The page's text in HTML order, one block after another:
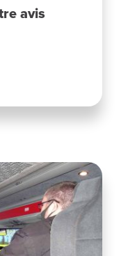
avis